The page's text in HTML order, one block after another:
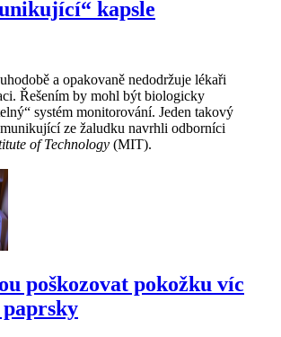
kapsle
a opakovaně nedodržuje lékaři
Řešením by mohl být biologicky
systém monitorování. Jeden takový
ze žaludku navrhli odborníci
of Technology (MIT).
poškozovat pokožku víc
paprsky